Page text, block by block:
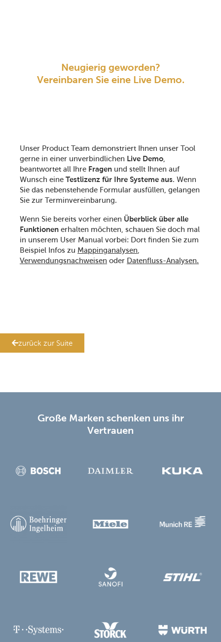
Neugierig geworden?
Vereinbaren Sie eine Live Demo.
Unser Product Team demonstriert Ihnen unser Tool
gerne in einer unverbindlichen Live Demo
beantwortet all Ihre Fragen und stellt Ihnen auf
Wunsch eine Testlizenz für Ihre Systeme aus. Wenn
Sie das nebenstehende Formular ausfüllen, gelangen
Sie zur Terminvereinbarung.
Wenn Sie bereits vorher einen Überblick über alle
Funktionen erhalten möchten, schauen Sie doch mal
in unserem User Manual vorbei: Dort finden Sie zum
Beispiel Infos zu Mappinganalysen
Verwendungsnachweisen oder Datenfluss-Analysen.
zurück zur Suite
Große Marken schenken uns ihr
Vertrauen